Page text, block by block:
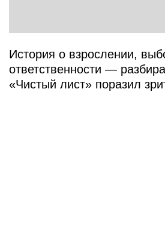
История о взрослении,
ответственности —
«Чистый лист» поразил